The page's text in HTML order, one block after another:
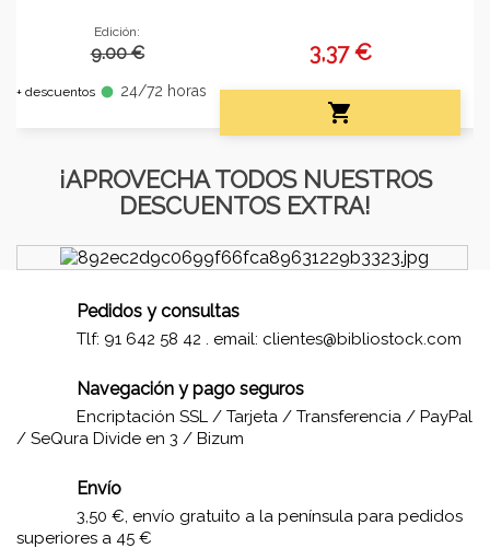
Edición:
9.00 €
+ descuentos fiber_manual_record 24/72 horas
3,37 €

¡APROVECHA TODOS NUESTROS
DESCUENTOS EXTRA!
Pedidos y consultas
Tlf: 91 642 58 42 . email: clientes@bibliostock.com
Navegación y pago seguros
Encriptación SSL / Tarjeta / Transferencia / PayPal
/ SeQura Divide en 3 / Bizum
Envío
3,50 €, envío gratuito a la península para pedidos
superiores a 45 €